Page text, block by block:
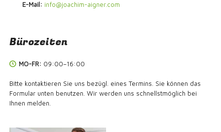
E-Mail: info@joachim-aigner.com
Bürozeiten
MO-FR: 09:00–16:00
Bitte kontaktieren Sie uns bezügl. eines Termins. Sie können das
Formular unten benutzen. Wir werden uns schnellstmöglich bei
Ihnen melden.